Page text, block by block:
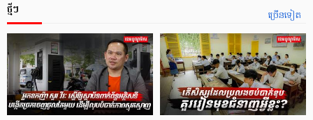
ច្រើនទៀត
ថ្មីៗ